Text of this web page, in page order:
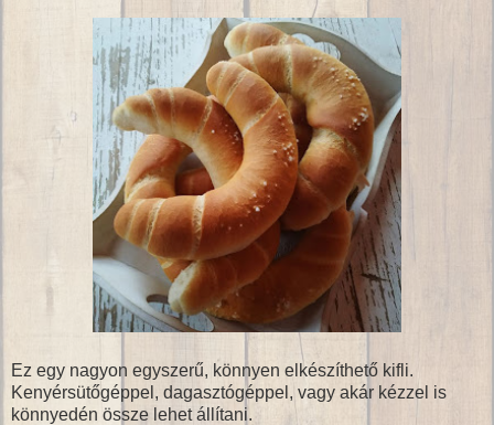
Ez egy nagyon egyszerű, könnyen elkészíthető kifli.
Kenyérsütőgéppel, dagasztógéppel, vagy akár kézzel is
könnyedén össze lehet állítani.